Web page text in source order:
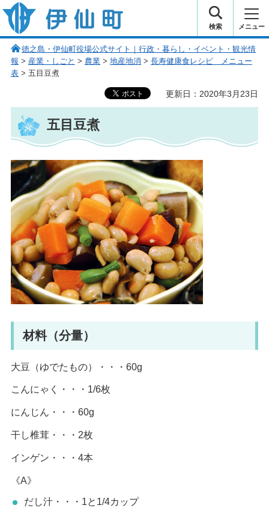
伊仙町 健康・長寿と子宝の町
検索 メニュー
徳之島・伊仙町役場公式サイト｜行政・暮らし・イベント・観光情
報 > 産業・しごと > 農業> 地産地消 > 長寿健康食レシピ メニュー
表> 五目豆煮
更新日：2020年3月23日
五目豆煮
材料（分量）
大豆（ゆでたもの）・・・60g
こんにゃく・・・1/6枚
にんじん・・・60g
干し椎茸・・・2枚
インゲン・・・4本
《A》
だし汁・・・1と1/4カップ